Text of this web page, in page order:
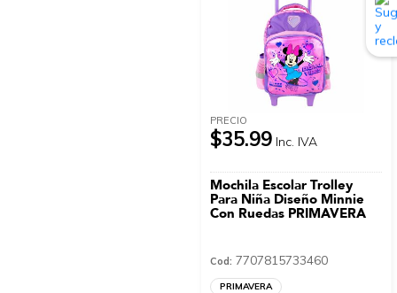
PRECIO
$35.99 Inc. IVA
Mochila Escolar Trolley
Para Niña Diseño Minnie
Con Ruedas PRIMAVERA
Cod: 7707815733460
PRIMAVERA